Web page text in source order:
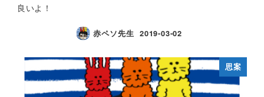
良いよ！
赤ペソ先生 2019-03-02
思案